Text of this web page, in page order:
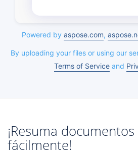
Powered by aspose.com,
By uploading your files or using our
Terms of Serviceand
¡Resuma documentos
fácilmente!